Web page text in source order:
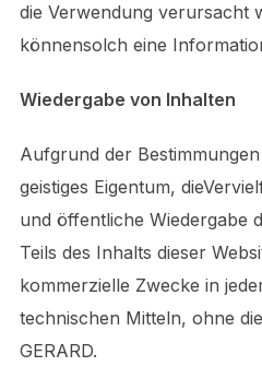
die Verwendung verursacht
könnensolch eine
Wiedergabe von Inhalten
Aufgrund der
geistiges Eigentum,
und öffentliche Wiedergabe
Teils des Inhalts dieser
kommerzielle Zwecke in
technischen Mitteln, ohne
GERARD.